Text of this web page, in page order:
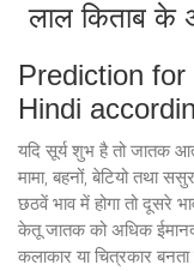
लाल किताब के
Prediction
Hindi
यदि सूर्य शुभ है तो जातक
मामा, बहनों, बेटियो तथा
छठवें भाव में होगा तो दूसरे
केतू जातक को अधिक
कलाकार या चित्रकार